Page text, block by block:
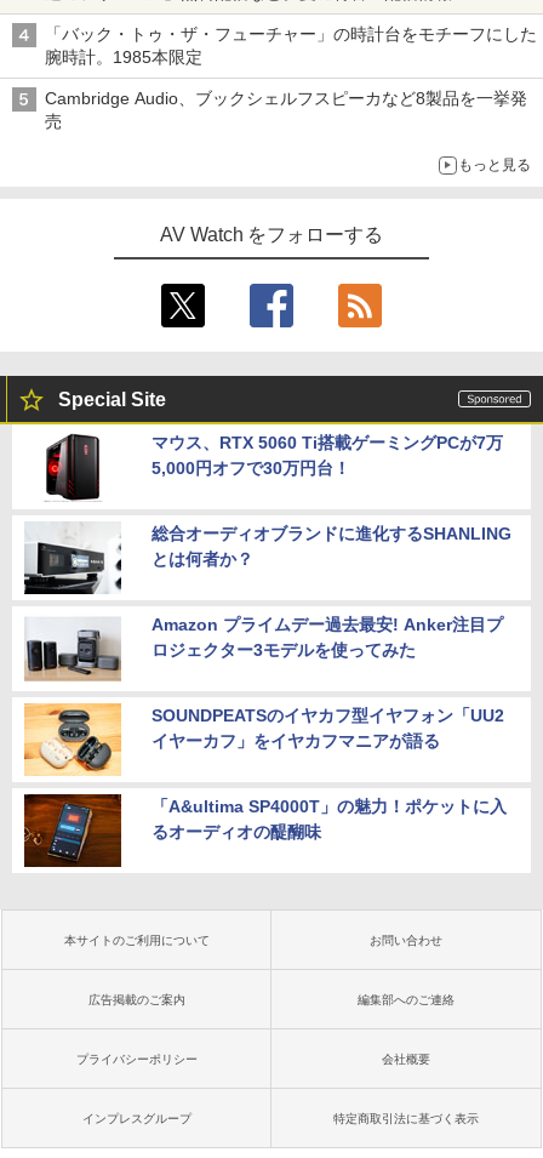
「バック・トゥ・ザ・フューチャー」の時計台をモチーフにした
腕時計。1985本限定
Cambridge Audio、ブックシェルフスピーカなど8製品を一挙発
売
もっと見る
AV Watch をフォローする
Special Site
マウス、RTX 5060 Ti搭載ゲーミングPCが7万
5,000円オフで30万円台！
総合オーディオブランドに進化するSHANLING
とは何者か？
Amazon プライムデー過去最安! Anker注目プ
ロジェクター3モデルを使ってみた
SOUNDPEATSのイヤカフ型イヤフォン「UU2
イヤーカフ」をイヤカフマニアが語る
「A&ultima SP4000T」の魅力！ポケットに入
るオーディオの醍醐味
本サイトのご利用について お問い合わせ
広告掲載のご案内 編集部へのご連絡
プライバシーポリシー 会社概要
インプレスグループ 特定商取引法に基づく表示